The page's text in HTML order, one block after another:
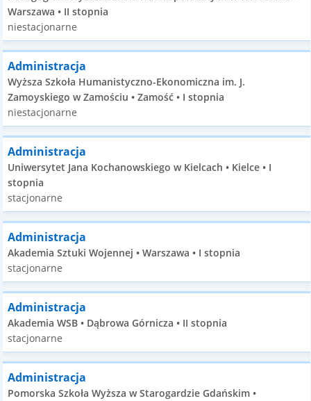
Warszawa • II stopnia
niestacjonarne
Administracja
Wyższa Szkoła Humanistyczno-Ekonomiczna im. J.
Zamoyskiego w Zamościu • Zamość • I stopnia
niestacjonarne
Administracja
Uniwersytet Jana Kochanowskiego w Kielcach • Kielce • I
stopnia
stacjonarne
Administracja
Akademia Sztuki Wojennej • Warszawa • I stopnia
stacjonarne
Administracja
Akademia WSB • Dąbrowa Górnicza • II stopnia
stacjonarne
Administracja
Pomorska Szkoła Wyższa w Starogardzie Gdańskim •